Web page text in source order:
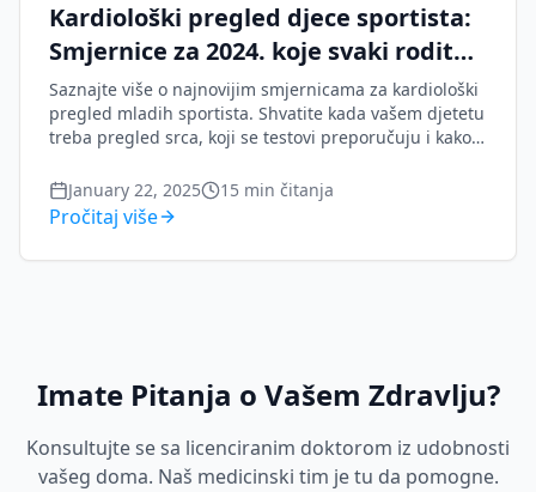
Kardiološki pregled djece sportista:
Smjernice za 2024. koje svaki roditelj
treba znati
Saznajte više o najnovijim smjernicama za kardiološki
pregled mladih sportista. Shvatite kada vašem djetetu
treba pregled srca, koji se testovi preporučuju i kako
sportu.
January 22, 2025 15 min čitanja
Pročitaj više
Imate Pitanja o Vašem Zdravlju?
Konsultujte se sa licenciranim doktorom iz udobnosti
vašeg doma. Naš medicinski tim je tu da pomogne.